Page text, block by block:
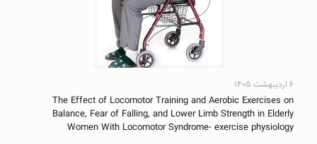
۶ اردیبهشت ۱۴۰۵
The Effect of Locomotor Training and Aerobic Exercises on
Balance, Fear of Falling, and Lower Limb Strength in Elderly
Women With Locomotor Syndrome- exercise physiology